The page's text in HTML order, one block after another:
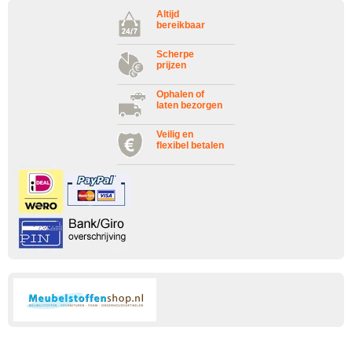
Altijd
bereikbaar
Scherpe
prijzen
Ophalen of
laten bezorgen
Veilig en
flexibel betalen